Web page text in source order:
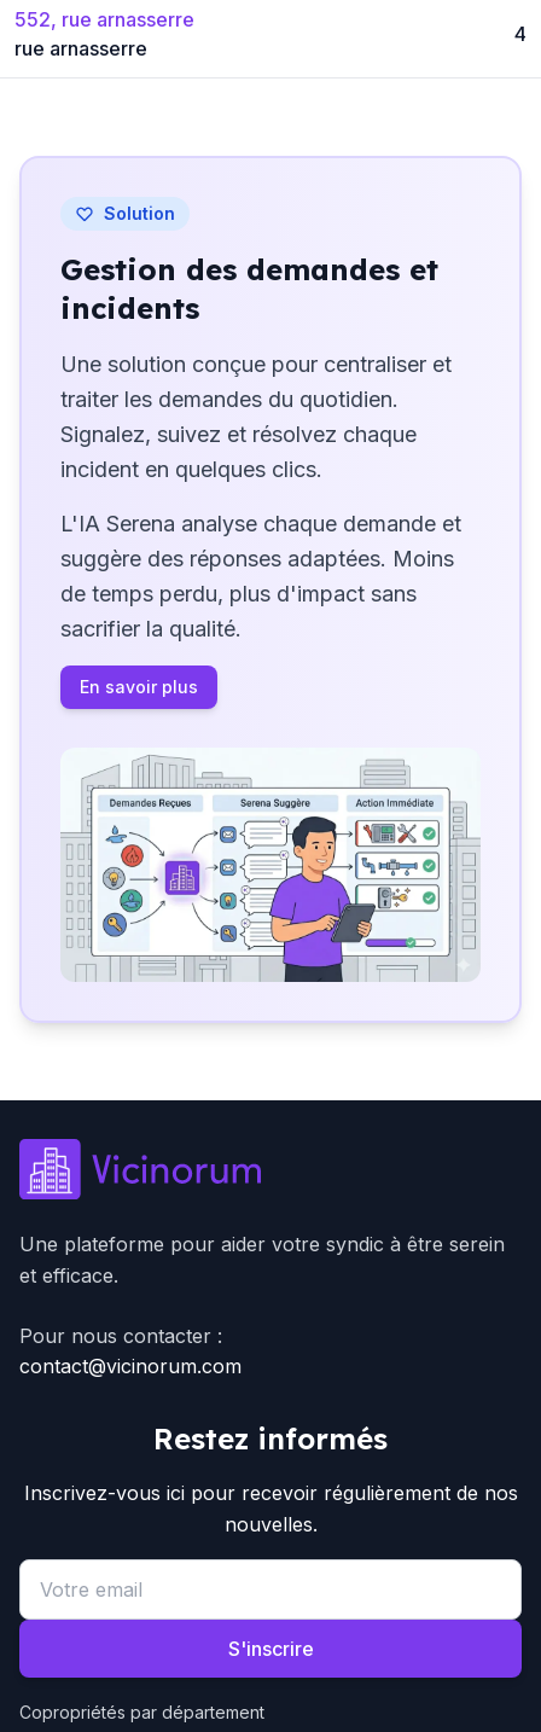
552, rue arnasserre
rue arnasserre
4
Solution
Gestion des demandes et
incidents
Une solution conçue pour centraliser et
traiter les demandes du quotidien.
Signalez, suivez et résolvez chaque
incident en quelques clics.
L'IA Serena analyse chaque demande et
suggère des réponses adaptées. Moins
de temps perdu, plus d'impact sans
sacrifier la qualité.
En savoir plus
Une plateforme pour aider votre syndic à être serein
et efficace.
Pour nous contacter :
contact@vicinorum.com
Restez informés
Inscrivez-vous ici pour recevoir régulièrement de nos
nouvelles.
Email address
S'inscrire
Copropriétés par département